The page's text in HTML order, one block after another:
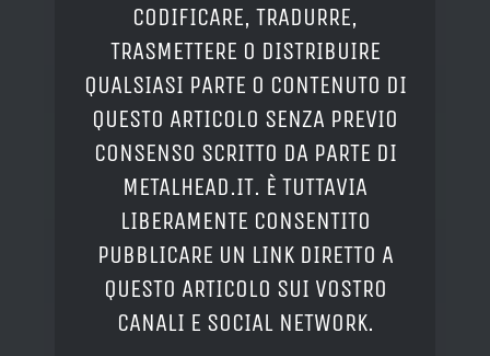
CODIFICARE, TRADURRE,
TRASMETTERE O DISTRIBUIRE
QUALSIASI PARTE O CONTENUTO DI
QUESTO ARTICOLO SENZA PREVIO
CONSENSO SCRITTO DA PARTE DI
METALHEAD.IT. È TUTTAVIA
LIBERAMENTE CONSENTITO
PUBBLICARE UN LINK DIRETTO A
QUESTO ARTICOLO SUI VOSTRO
CANALI E SOCIAL NETWORK.